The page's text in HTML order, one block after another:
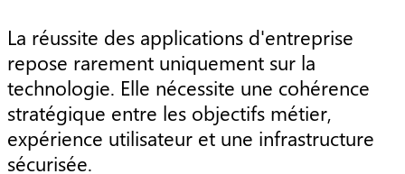
La réussite des applications d'entreprise
repose rarement uniquement sur la
technologie. Elle nécessite une cohérence
stratégique entre les objectifs métier,
expérience utilisateur et une infrastructure
sécurisée.